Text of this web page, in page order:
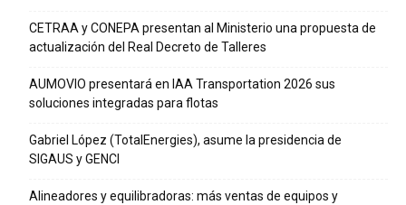
CETRAA y CONEPA presentan al Ministerio una propuesta de
actualización del Real Decreto de Talleres
AUMOVIO presentará en IAA Transportation 2026 sus
soluciones integradas para flotas
Gabriel López (TotalEnergies), asume la presidencia de
SIGAUS y GENCI
Alineadores y equilibradoras: más ventas de equipos y